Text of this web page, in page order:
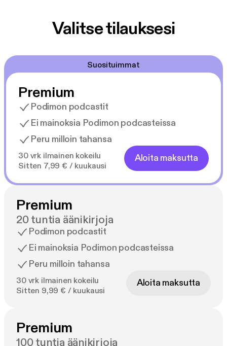
Valitse tilauksesi
Suosituimmat
Premium
Podimon podcastit
Ei mainoksia Podimon podcasteissa
Peru milloin tahansa
30 vrk ilmainen kokeilu
Sitten 7,99 € / kuukausi
Aloita maksutta
Premium
20 tuntia äänikirjoja
Podimon podcastit
Ei mainoksia Podimon podcasteissa
Peru milloin tahansa
30 vrk ilmainen kokeilu
Sitten 9,99 € / kuukausi
Aloita maksutta
Premium
100 tuntia äänikirjoja